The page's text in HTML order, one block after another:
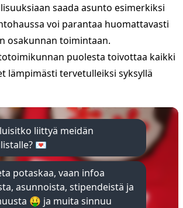
saada asunto esimerkiksi
voi parantaa huomattavasti
osakunnan toimintaan.
puolesta toivottaa kaikki
lämpimästi tervetulleiksi syksyllä
liittyä meidän
💌
potaskaa, vaan infoa
asunnoista, stipendeistä ja
🤑 ja muita sinnuu